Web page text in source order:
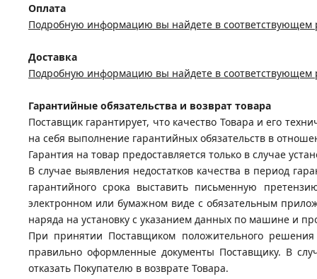
Оплата
Подробную информацию вы найдете в соответствующем
Доставка
Подробную информацию вы найдете в соответствующем
Гарантийные обязательства и возврат товара
Поставщик гарантирует, что качество Товара и его
на себя выполнение гарантийных обязательств в
Гарантия на товар предоставляется только в случае
В случае выявления недостатков качества в период
гарантийного срока выставить письменную
электронном или бумажном виде с обязательным
наряда на установку с указанием данных по машине и
При принятии Поставщиком положительного
правильно оформленные документы Поставщику. В
отказать Покупателю в возврате Товара.